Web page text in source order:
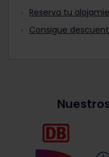
Reserva tu
Consigue